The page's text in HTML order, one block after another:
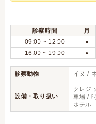
診察時間 月
09:00 ~ 12:00
●
16:00 ~ 19:00 ●
診察動物 イヌ /
設備・取り扱い
クレジ
車場 /
ホテル